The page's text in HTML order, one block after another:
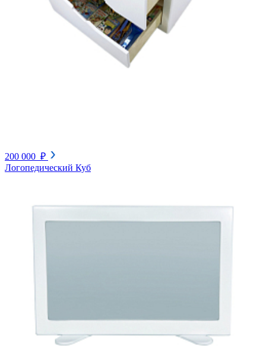
200 000 ₽
Логопедический Куб